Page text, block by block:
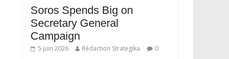
Soros Spends Big on
Secretary General
Campaign
5 juin 2026 Rédaction Strategika 0